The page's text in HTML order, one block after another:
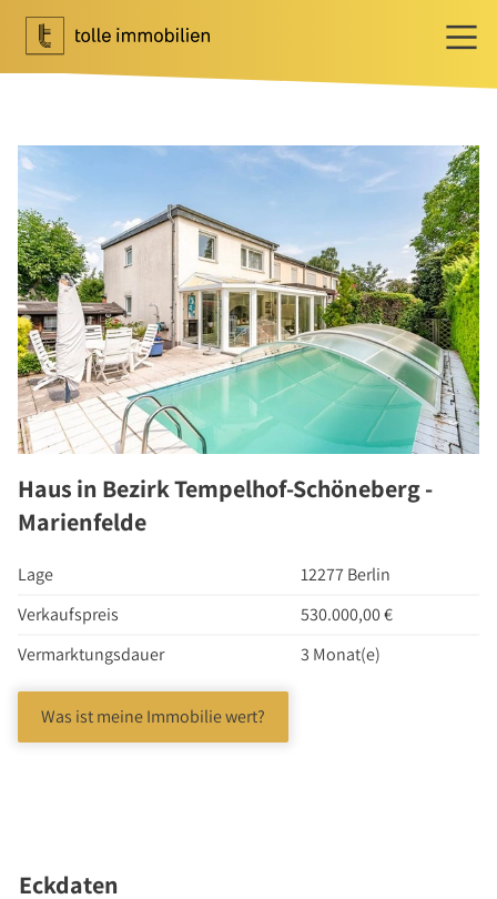
Ihr Makler für Wohnen
Immobilie bewerten
Immobilie verkaufen
Referenzen
Tippgeber
Newsletter Wohnen
Investment
Ihr Makler für Investment
Marktbericht 2025/2026
Investment Suchauftrag
Newsletter Investment
Immobilie kaufen
Immobilienangebote
Immobilienmarkt
Services
News
Haus in Bezirk Tempelhof-Schöneberg -
Marienfelde
Lage
12277 Berlin
Verkaufspreis
530.000,00 €
Vermarktungsdauer
3 Monat(e)
Was ist meine Immobilie wert?
Eckdaten